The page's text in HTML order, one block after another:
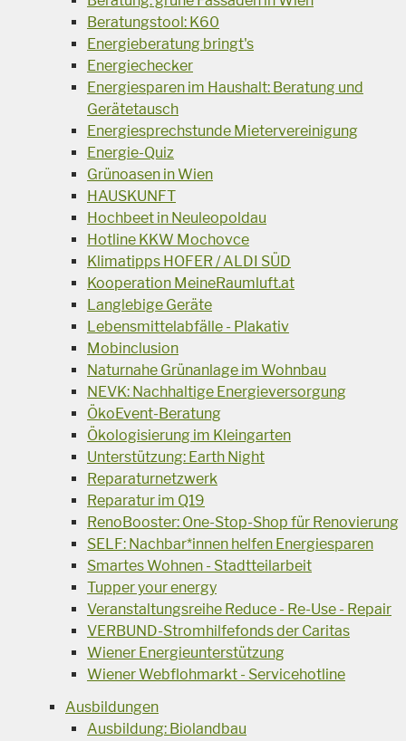
Beratungstool: K60
Energieberatung bringt's
Energiechecker
Energiesparen im Haushalt: Beratung und
Gerätetausch
Energiesprechstunde Mietervereinigung
Energie-Quiz
Grünoasen in Wien
HAUSKUNFT
Hochbeet in Neuleopoldau
Hotline KKW Mochovce
Klimatipps HOFER / ALDI SÜD
Kooperation MeineRaumluft.at
Langlebige Geräte
Lebensmittelabfälle - Plakativ
Mobinclusion
Naturnahe Grünanlage im Wohnbau
NEVK: Nachhaltige Energieversorgung
ÖkoEvent-Beratung
Ökologisierung im Kleingarten
Unterstützung: Earth Night
Reparaturnetzwerk
Reparatur im Q19
RenoBooster: One-Stop-Shop für Renovierung
SELF: Nachbar*innen helfen Energiesparen
Smartes Wohnen - Stadtteilarbeit
Tupper your energy
Veranstaltungsreihe Reduce - Re-Use - Repair
VERBUND-Stromhilfefonds der Caritas
Wiener Energieunterstützung
Wiener Webflohmarkt - Servicehotline
Ausbildungen
Ausbildung: Biolandbau